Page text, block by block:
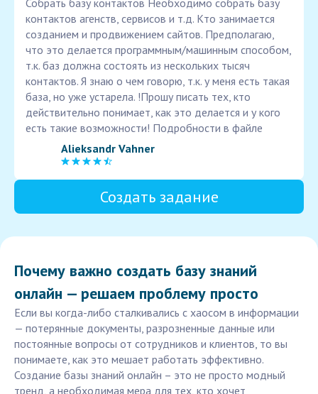
Собрать базу контактов Необходимо собрать базу
контактов агенств, сервисов и т.д. Кто занимается
созданием и продвижением сайтов. Предполагаю,
что это делается программным/машинным способом,
т.к. баз должна состоять из нескольких тысяч
контактов. Я знаю о чем говорю, т.к. у меня есть такая
база, но уже устарела. !Прошу писать тех, кто
действительно понимает, как это делается и у кого
есть такие возможности! Подробности в файле
Alieksandr Vahner
Создать задание
Почему важно создать базу знаний
онлайн — решаем проблему просто
Если вы когда-либо сталкивались с хаосом в информации
— потерянные документы, разрозненные данные или
постоянные вопросы от сотрудников и клиентов, то вы
понимаете, как это мешает работать эффективно.
Создание базы знаний онлайн – это не просто модный
тренд, а необходимая мера для тех, кто хочет